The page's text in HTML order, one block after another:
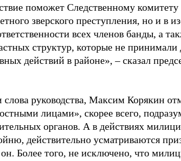
поможет Следственному комитету
зверского преступления, но и в
всех членов банды, а
структур, которые не
действий в районе»,–сказал
слова руководства, Максим Корякин
лицами», скорее всего,
органов. А в действиях
действительно усматриваются
Более того, не исключено, что